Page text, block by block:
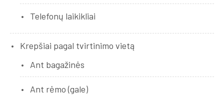
Telefonų laikikliai
Krepšiai pagal tvirtinimo vietą
Ant bagažinės
Ant rėmo (gale)